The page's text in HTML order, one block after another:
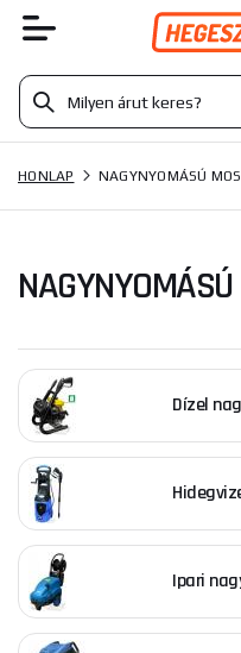
HONLAP NAGYNYOMÁSÚ
Dízel
Ipari